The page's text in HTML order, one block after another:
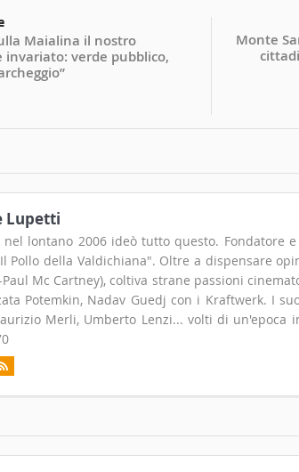
Maialina il nostro
invariato: verde pubblico,
Monte
Lupetti
nel lontano 2006 ideò tutto questo. Fondatore
Pollo della Valdichiana". Oltre a dispensare
Mc Cartney), coltiva strane passioni
Potemkin, Nadav Guedj con i Kraftwerk. I
Merli, Umberto Lenzi... volti di